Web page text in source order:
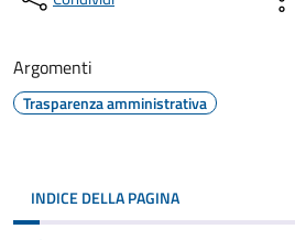
Argomenti
Trasparenza amministrativa
INDICE DELLA PAGINA